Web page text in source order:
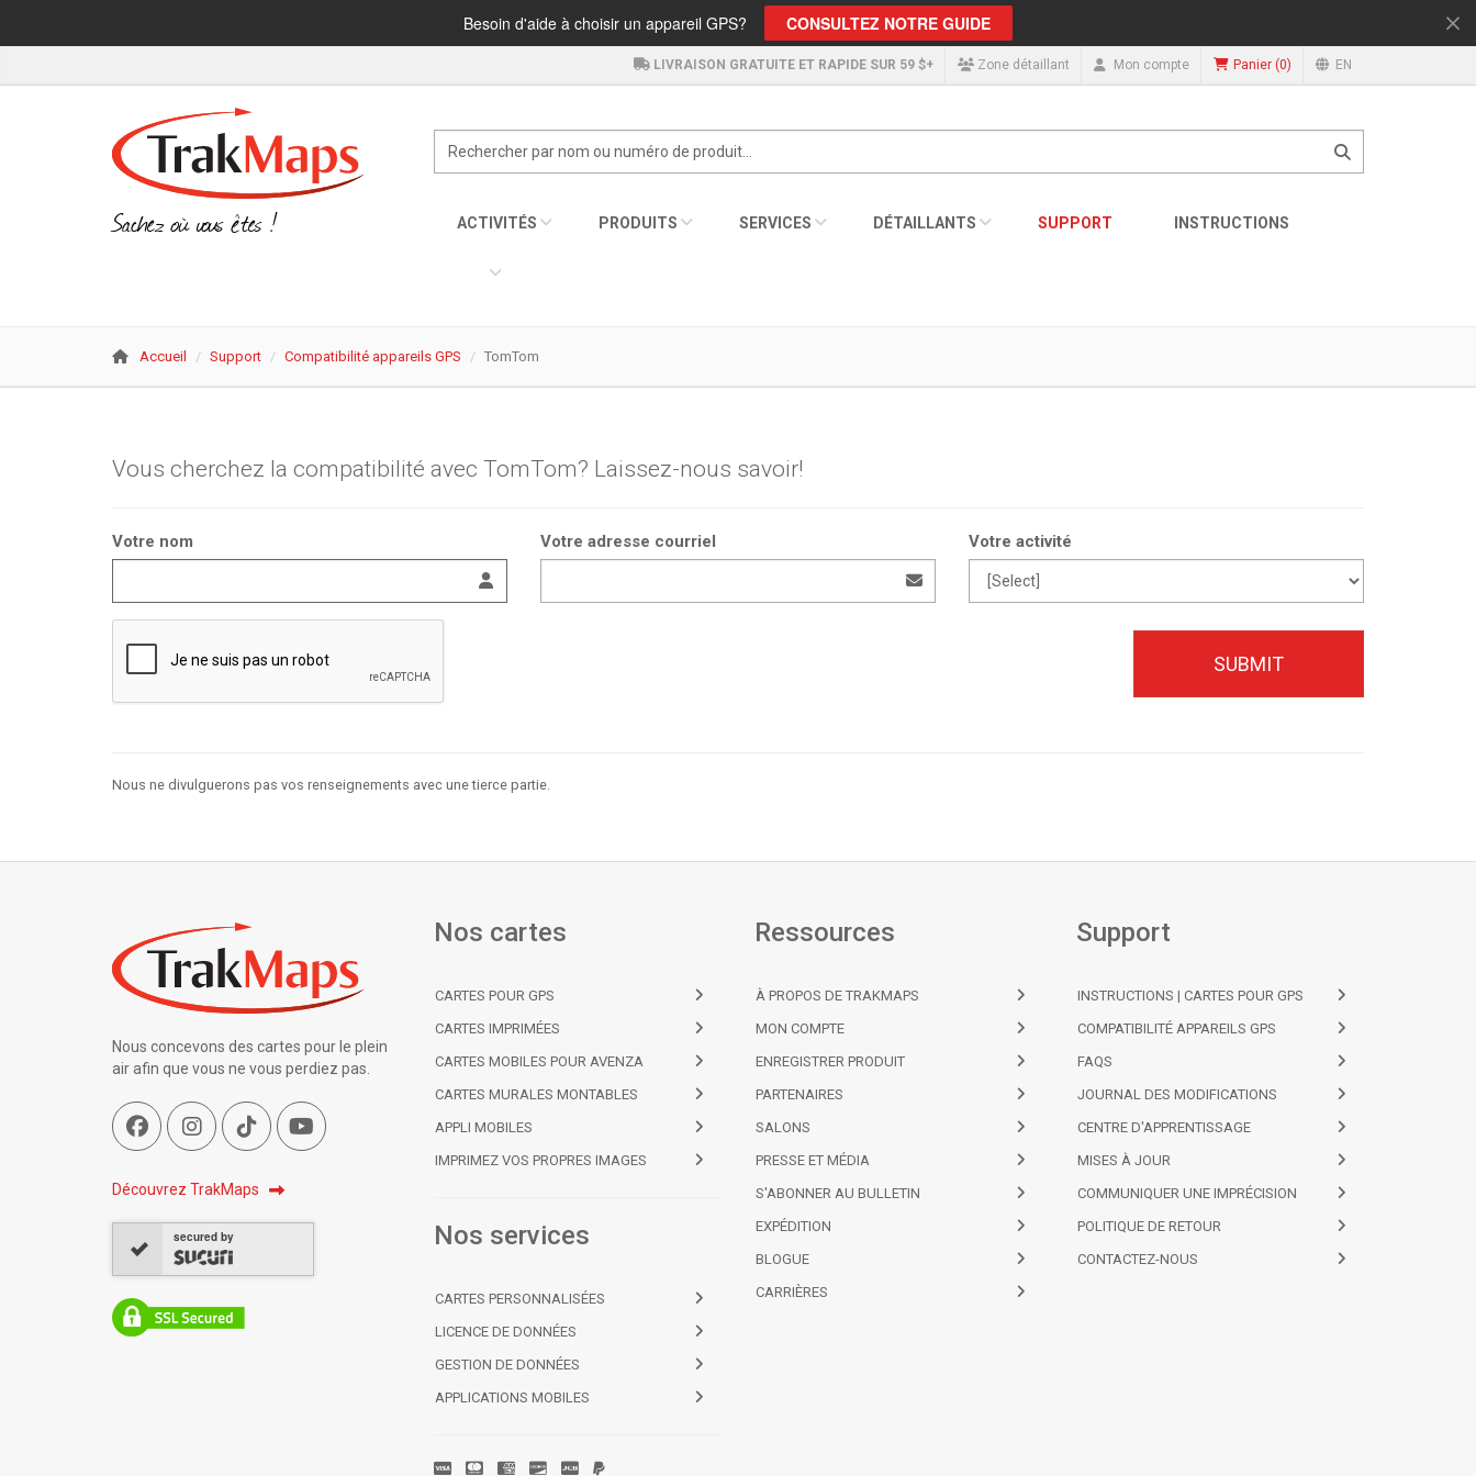
LIVRAISON GRATUITE ET RAPIDE SUR 59 $+ Zone détaillant Mon compte Panier (0) EN
Sachez où vous êtes ! ACTIVITÉS PRODUITS SERVICES DÉTAILLANTS SUPPORT INSTRUCTIONS
Accueil Support Compatibilité appareils GPS TomTom
Vous cherchez la compatibilité avec TomTom? Laissez-nous savoir!
Votre nom Votre adresse courriel Votre activité
Nous ne divulguerons pas vos renseignements avec une tierce partie.
Nous concevons des cartes pour le plein
air afin que vous ne vous perdiez pas.
Découvrez TrakMaps
secured by
Nos cartes
CARTES POUR GPS
CARTES IMPRIMÉES
CARTES MOBILES POUR AVENZA
CARTES MURALES MONTABLES
APPLI MOBILES
IMPRIMEZ VOS PROPRES IMAGES
Nos services
CARTES PERSONNALISÉES
LICENCE DE DONNÉES
GESTION DE DONNÉES
APPLICATIONS MOBILES
Ressources
À PROPOS DE TRAKMAPS
MON COMPTE
ENREGISTRER PRODUIT
PARTENAIRES
SALONS
PRESSE ET MÉDIA
S'ABONNER AU BULLETIN
EXPÉDITION
BLOGUE
CARRIÈRES
Support
INSTRUCTIONS | CARTES POUR GPS
COMPATIBILITÉ APPAREILS GPS
FAQS
JOURNAL DES MODIFICATIONS
CENTRE D'APPRENTISSAGE
MISES À JOUR
COMMUNIQUER UNE IMPRÉCISION
POLITIQUE DE RETOUR
CONTACTEZ-NOUS
Besoin d'aide à choisir un appareil GPS? CONSULTEZ NOTRE GUIDE